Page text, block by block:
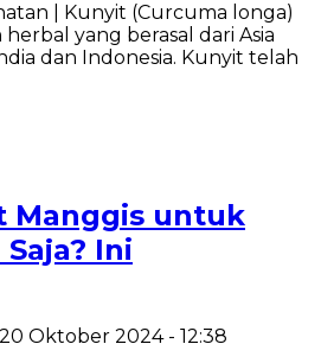
| Kunyit (Curcuma longa)
yang berasal dari Asia
dan Indonesia. Kunyit telah
Manggis untuk
Ini
Oktober 2024 - 12:38